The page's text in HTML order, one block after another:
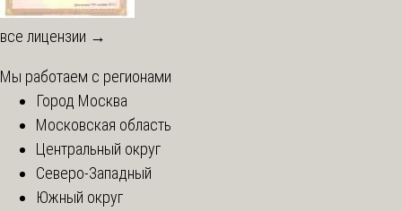
все лицензии →
Мы работаем с регионами
Город Москва
Московская область
Центральный округ
Северо-Западный
Южный округ